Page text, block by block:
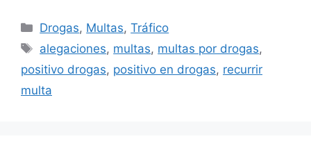
Categorías
Drogas, Multas,Tráfico
Etiquetas
alegaciones, multas, multas por drogas,
positivo drogas, positivo en drogas, recurrir
multa